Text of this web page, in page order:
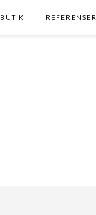
BUTIK REFERENSER